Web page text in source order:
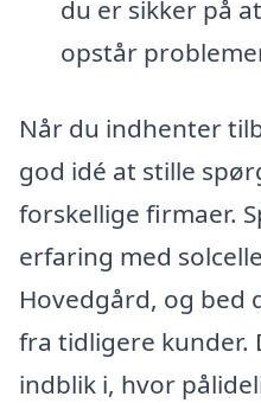
du er sikker på
opstår
Når du indhenter
god idé at stille
forskellige firmaer.
erfaring med
Hovedgård, og bed
fra tidligere kunder.
indblik i, hvor